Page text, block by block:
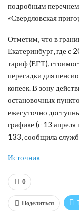
подробным
«Свердловская
Отметим, что в
Екатеринбург, где с
тариф (ЕГТ),
пересадки для
копеек. В зону
остановочных
ежесуточно
графике (с 13 апреля
133, сообщила
Источник
0
Поделиться